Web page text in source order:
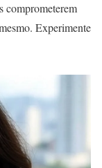
comprometerem
Experimente